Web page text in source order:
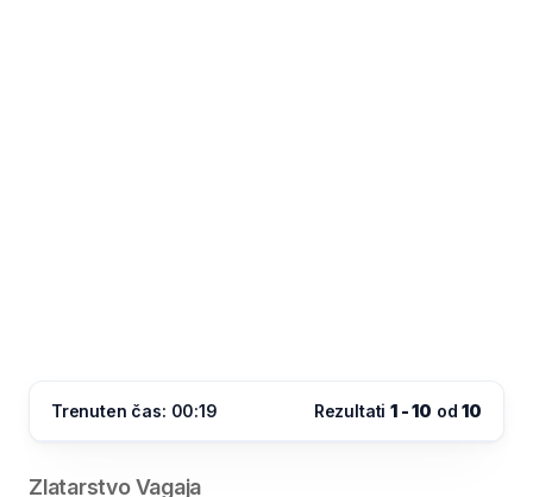
Trenuten čas: 00:19 Rezultati1 - 10 od10
Zlatarstvo Vagaja